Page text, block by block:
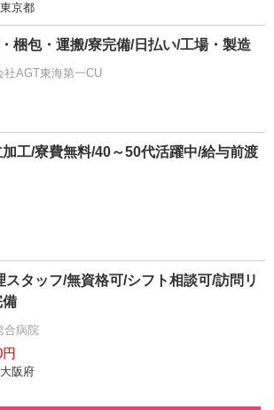
京都
梱包・運搬/寮完備/日払い/工場・製造
社AGT東海第一CU
工/寮費無料/40～50代活躍中/給与前渡
スタッフ/無資格可/シフト相談可/訪問リ
備
合病院
阪府